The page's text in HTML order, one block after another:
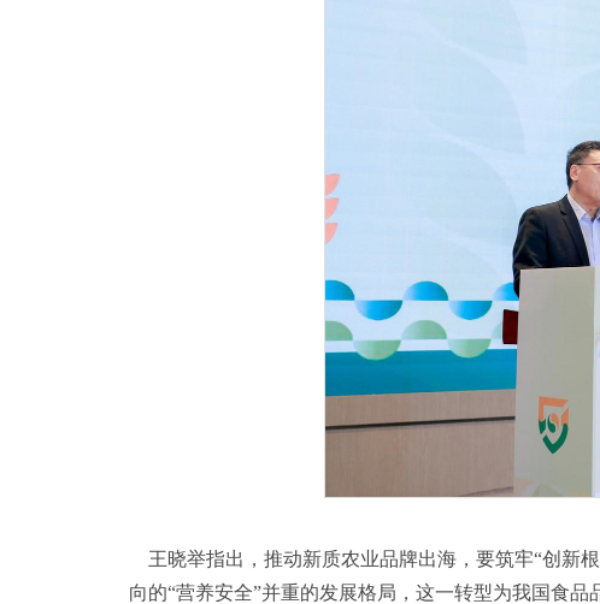
王晓举指出，推动新质农业品牌出海，要筑牢“创新
向的“营养安全”并重的发展格局，这一转型为我国食